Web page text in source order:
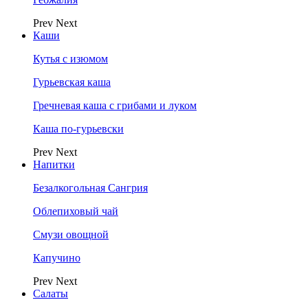
Prev Next
Каши
Кутья с изюмом
Гурьевская каша
Гречневая каша с грибами и луком
Каша по-гурьевски
Prev Next
Напитки
Безалкогольная Сангрия
Облепиховый чай
Смузи овощной
Капучино
Prev Next
Салаты